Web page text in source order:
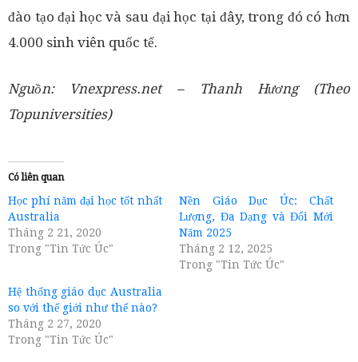
đào tạo đại học và sau đại học tại đây, trong đó có hơn
4.000 sinh viên quốc tế.
Nguồn: Vnexpress.net – Thanh Hương (Theo
Topuniversities)
Có liên quan
Học phí năm đại học tốt nhất
Australia
Tháng 2 21, 2020
Trong "Tin Tức Úc"
Nền Giáo Dục Úc: Chất
Lượng, Đa Dạng và Đổi Mới
Năm 2025
Tháng 2 12, 2025
Trong "Tin Tức Úc"
Hệ thống giáo dục Australia
so với thế giới như thế nào?
Tháng 2 27, 2020
Trong "Tin Tức Úc"